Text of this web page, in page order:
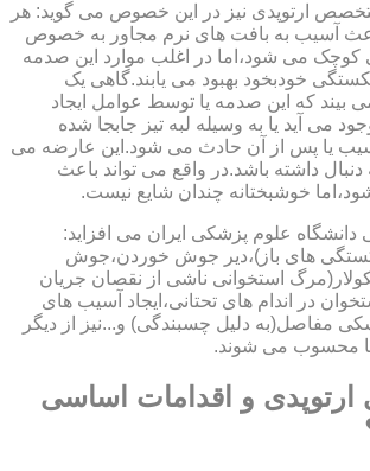
ارتوپدی نیز در این خصوص می گوید: هر
آسیب به بافت های نرم مجاور به خصوص
می شود،اما در اغلب موارد این صدمه
خودبخود بهبود می یابند.گاهی یک
که این صدمه یا توسط عوامل ایجاد
می آید یا به وسیله لبه تیز جابجا شده
یا پس از آن حادث می شود.این عارضه می
داشته باشد.در واقع می تواند باعث
خوشبختانه چندان شایع نیست.
علوم پزشکی ایران می افزاید:
های باز)،دیر جوش خوردن،جوش
استخوانی ناشی از نقصان جریان
در اندام های تحتانی،ایجاد آسیب های
مفاصل(به دلیل چسبندگی) و...نیز از دیگر
محسوب می شوند.
ارتوپدی و اقدامات اساسی